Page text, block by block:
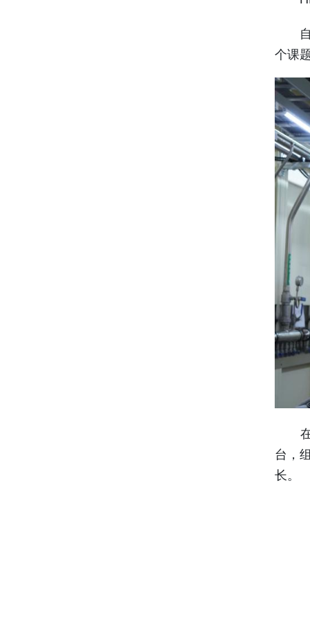
自
个课
在
台，
长。